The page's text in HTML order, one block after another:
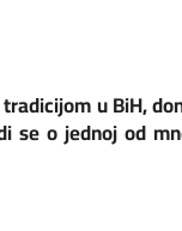
u BiH,
se ojednoj od